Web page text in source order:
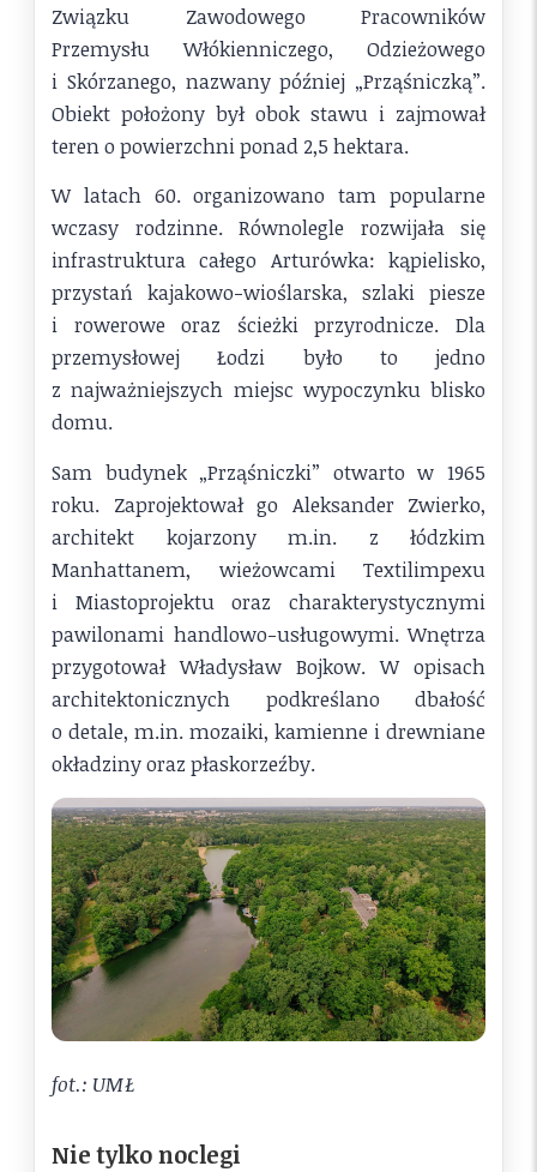
Związku Zawodowego Pracowników
Przemysłu Włókienniczego, Odzieżowego
i Skórzanego, nazwany później „Prząśniczką”.
Obiekt położony był obok stawu i zajmował
teren o powierzchni ponad 2,5 hektara.
W latach 60. organizowano tam popularne
wczasy rodzinne. Równolegle rozwijała się
infrastruktura całego Arturówka: kąpielisko,
przystań kajakowo-wioślarska, szlaki piesze
i rowerowe oraz ścieżki przyrodnicze. Dla
przemysłowej Łodzi było to jedno
z najważniejszych miejsc wypoczynku blisko
domu.
Sam budynek „Prząśniczki” otwarto w 1965
roku. Zaprojektował go Aleksander Zwierko,
architekt kojarzony m.in. z łódzkim
Manhattanem, wieżowcami Textilimpexu
i Miastoprojektu oraz charakterystycznymi
pawilonami handlowo-usługowymi. Wnętrza
przygotował Władysław Bojkow. W opisach
architektonicznych podkreślano dbałość
o detale, m.in. mozaiki, kamienne i drewniane
okładziny oraz płaskorzeźby.
fot.: UMŁ
Nie tylko noclegi